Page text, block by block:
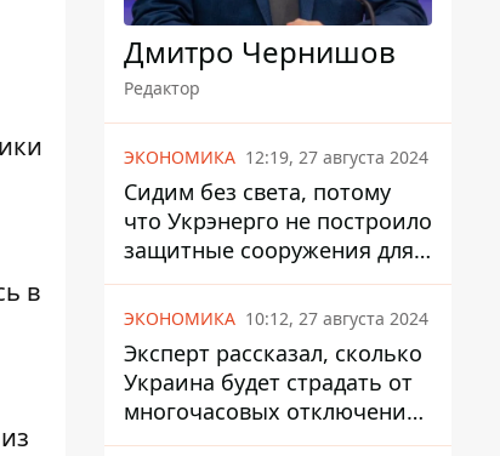
в
Дмитро Чернишов
Редактор
ЭКОНОМИКА 12:19, 27 августа 2024
Сидим без света, потому
что Укрэнерго не построило
защитные сооружения для
энергетики - нардеп
Кучеренко
ЭКОНОМИКА 10:12, 27 августа 2024
Эксперт рассказал, сколько
Украина будет страдать от
многочасовых отключений
света